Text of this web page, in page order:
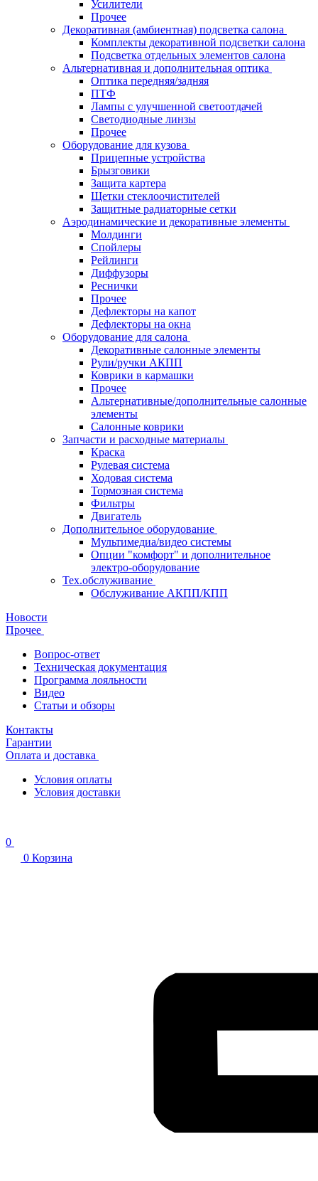
Усилители
Прочее
Декоративная (амбиентная) подсветка салона
Комплекты декоративной подсветки салона
Подсветка отдельных элементов салона
Альтернативная и дополнительная оптика
Оптика передняя/задняя
ПТФ
Лампы с улучшенной светоотдачей
Светодиодные линзы
Прочее
Оборудование для кузова
Прицепные устройства
Брызговики
Защита картера
Щетки стеклоочистителей
Защитные радиаторные сетки
Аэродинамические и декоративные элементы
Молдинги
Спойлеры
Рейлинги
Диффузоры
Реснички
Прочее
Дефлекторы на капот
Дефлекторы на окна
Оборудование для салона
Декоративные салонные элементы
Рули/ручки АКПП
Коврики в кармашки
Прочее
Альтернативные/дополнительные салонные
элементы
Салонные коврики
Запчасти и расходные материалы
Краска
Рулевая система
Ходовая система
Тормозная система
Фильтры
Двигатель
Дополнительное оборудование
Мультимедиа/видео системы
Опции "комфорт" и дополнительное
электро-оборудование
Тех.обслуживание
Обслуживание АКПП/КПП
Новости
Прочее
Вопрос-ответ
Техническая документация
Программа лояльности
Видео
Статьи и обзоры
Контакты
Гарантии
Оплата и доставка
Условия оплаты
Условия доставки
0
0 Корзина